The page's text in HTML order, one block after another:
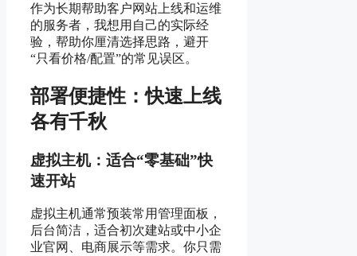
作为长期帮助客户网站上线和运维
的服务者，我想用自己的实际经
验，帮助你厘清选择思路，避开
“只看价格/配置”的常见误区。
部署便捷性：快速上线
各有千秋
虚拟主机：适合“零基础”快
速开站
虚拟主机通常预装常用管理面板，
后台简洁，适合初次建站或中小企
业官网、电商展示等需求。你只需